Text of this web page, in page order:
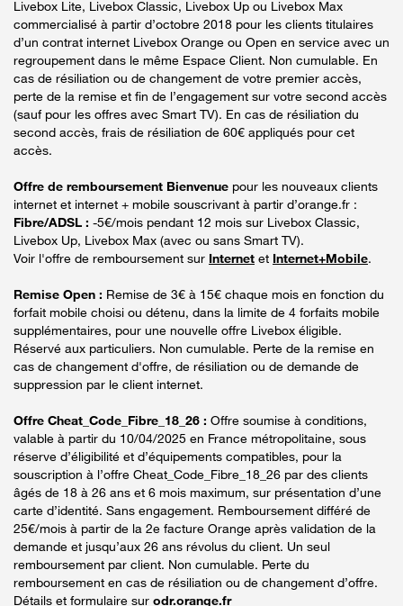
Livebox Lite, Livebox Classic, Livebox Up ou Livebox Max
commercialisé à partir d’octobre 2018 pour les clients titulaires
d’un contrat internet Livebox Orange ou Open en service avec un
regroupement dans le même Espace Client. Non cumulable. En
cas de résiliation ou de changement de votre premier accès,
perte de la remise et fin de l’engagement sur votre second accès
(sauf pour les offres avec Smart TV). En cas de résiliation du
second accès, frais de résiliation de 60€ appliqués pour cet
accès.
Offre de remboursement Bienvenue pour les nouveaux clients
internet et internet + mobile souscrivant à partir d’orange.fr :
Fibre/ADSL : -5€/mois pendant 12 mois sur Livebox Classic,
Livebox Up, Livebox Max (avec ou sans Smart TV).
Voir l'offre de remboursement sur Internet et Internet+Mobile.
Remise Open : Remise de 3€ à 15€ chaque mois en fonction du
forfait mobile choisi ou détenu, dans la limite de 4 forfaits mobile
supplémentaires, pour une nouvelle offre Livebox éligible.
Réservé aux particuliers. Non cumulable. Perte de la remise en
cas de changement d'offre, de résiliation ou de demande de
suppression par le client internet.
Offre Cheat_Code_Fibre_18_26 : Offre soumise à conditions,
valable à partir du 10/04/2025 en France métropolitaine, sous
réserve d’éligibilité et d’équipements compatibles, pour la
souscription à l’offre Cheat_Code_Fibre_18_26 par des clients
âgés de 18 à 26 ans et 6 mois maximum, sur présentation d’une
carte d’identité. Sans engagement. Remboursement différé de
25€/mois à partir de la 2e facture Orange après validation de la
demande et jusqu’aux 26 ans révolus du client. Un seul
remboursement par client. Non cumulable. Perte du
remboursement en cas de résiliation ou de changement d’offre.
Détails et formulaire sur odr.orange.fr